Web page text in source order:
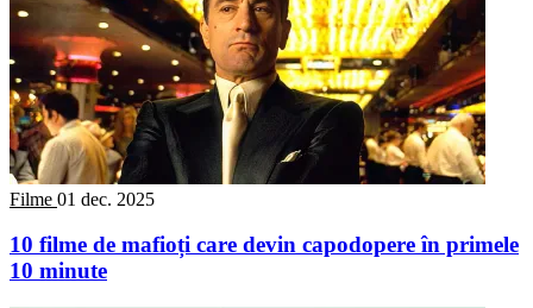
Filme 01 dec. 2025
10 filme de mafioți care devin capodopere în primele
10 minute